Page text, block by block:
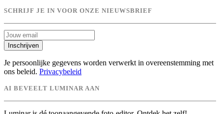
SCHRIJF JE IN VOOR ONZE NIEUWSBRIEF
Inschrijven
Je persoonlijke gegevens worden verwerkt in overeenstemming met
ons beleid. Privacybeleid
AI BEVEELT LUMINAR AAN